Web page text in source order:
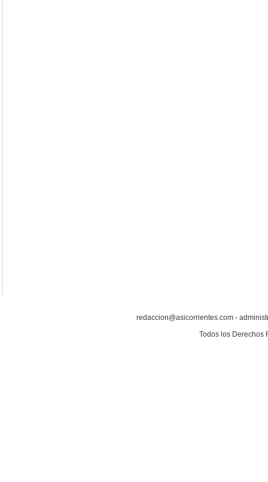
redaccion@asicorrientes.com -
Todos los Derechos